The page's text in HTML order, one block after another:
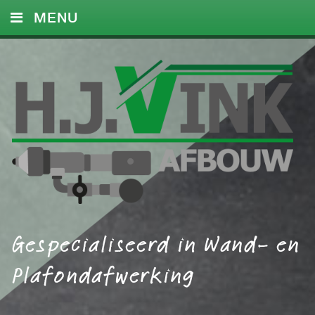
Gespecialiseerd in Wand- en
Plafondafwerking
MENU
DIENSTEN
REFERENTIES
CONTACT